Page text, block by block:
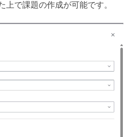
上で課題の作成が可能です。